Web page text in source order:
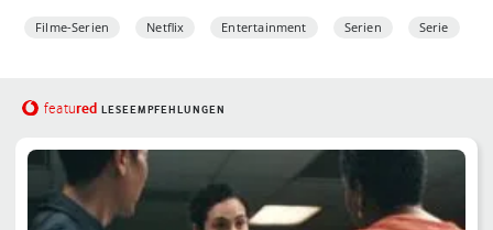
Filme-Serien Netflix Entertainment Serien Serie
featured LESEEMPFEHLUNGEN